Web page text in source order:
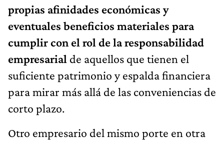
propias afinidades económicas y
eventuales beneficios materiales para
cumplir con el rol de la responsabilidad
empresarial de aquellos que tienen el
suficiente patrimonio y espalda financiera
para mirar más allá de las conveniencias de
corto plazo.
Otro empresario del mismo porte en otra